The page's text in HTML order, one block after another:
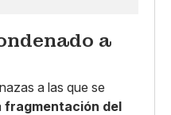
a
a las que se
fragmentación del